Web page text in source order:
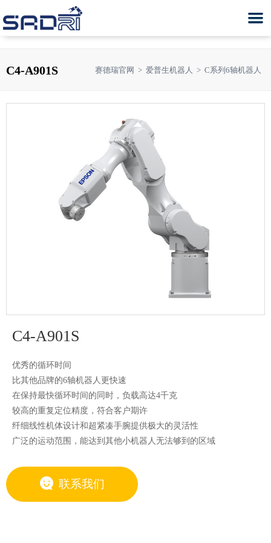
LS系列SCARA机器人
T系列SCARA控制器内置
G系列SCARA机器人
RS系列吊装机器人
控制器
VT6L 机器人
SCARA机器人
小型机器人
大型机器人
协作机器人
喷涂机器人
Flexifeeder柔性振动盘
赛德瑞官网 > 爱普生机器人 > C系列6轴机器人
C4-A901S
C4-A901S
优秀的循环时间
比其他品牌的6轴机器人更快速
在保持最快循环时间的同时，负载高达4千克
较高的重复定位精度，符合客户期许
纤细线性机体设计和超紧凑手腕提供极大的灵活性
广泛的运动范围，能达到其他小机器人无法够到的区域
联系我们